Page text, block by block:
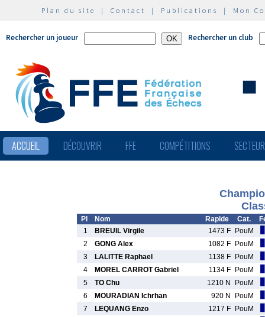
Plan du site | Contact | Publications | Mon
Rechercher un joueur Rechercher un club
ACCUEIL DÉCOUVRIR FFE COMPÉTITIONS
Pl Nom Rapide Cat.
1
BREUIL Virgile 1473 F
PouM
2
GONG Alex 1082 F
PouM
3
LALITTE Raphael 1138 F
PouM
4
MOREL CARROT Gabriel 1134 F
PouM
5
TO Chu 1210 N
PouM
6
MOURADIAN Ichrhan 920 N
PouM
7
LEQUANG Enzo 1217 F
PouM